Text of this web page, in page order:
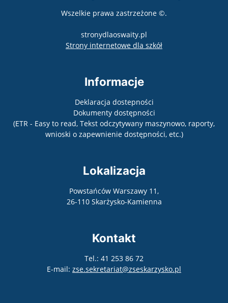
Wszelkie prawa zastrzeżone ©.
stronydlaoswaity.pl
Strony internetowe dla szkółotwiera się w
Informacje
Deklaracja dostepności
Dokumenty dostępności
(ETR - Easy to read, Tekst odczytywany maszynowo, raporty,
wnioski o zapewnienie dostępności, etc.)
Lokalizacja
Powstańców Warszawy 11,
26-110 Skarżysko-Kamienna
Kontakt
Tel.: 41 253 86 72
E-mail: zse.sekretariat@zseskarzysko.pl